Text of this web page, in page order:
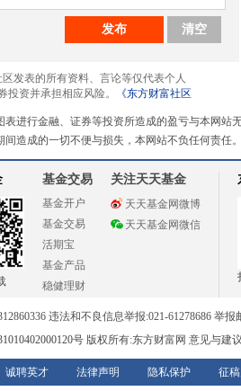
发布 清空
发表的所有资料、言论等仅代表个人
资并承担相应风险。
《东方财富社区
进行金融、证券等投资所造成的盈亏与本网站
造成的一切不便与损失，本网站不负任何责任。
基金交易
基金开户
基金交易
活期宝
基金产品
稳健理财
关注天天基金
天天基金网微博
天天基金网微信
违法和不良信息举报:021-61278686 举报
号版权所有:东方财富网 意见与建
诚聘英才 法律声明 隐私保护 征